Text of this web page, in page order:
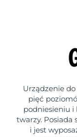
Urządzenie
pięć
podniesieniu
twarzy. Posiada
i jest